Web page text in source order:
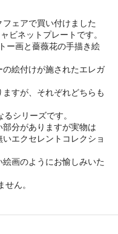
ェアで買い付けました
ビネットプレートです。
ー画と薔薇花の手描き絵
の絵付けが施されたエレガ
すが、それぞれどちらも
シリーズです。
分がありますが実物は
エクセレントコレクショ
画のようにお愉しみいた
ん。